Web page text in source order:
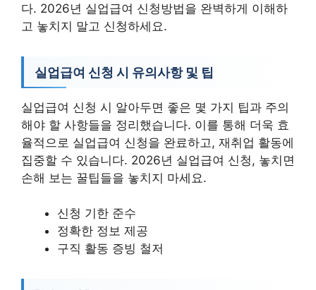
다. 2026년 실업급여 신청방법을 완벽하게 이해하
고 놓치지 말고 신청하세요.
실업급여 신청 시 유의사항 및 팁
실업급여 신청 시 알아두면 좋은 몇 가지 팁과 주의
해야 할 사항들을 정리했습니다. 이를 통해 더욱 효
율적으로 실업급여 신청을 완료하고, 재취업 활동에
집중할 수 있습니다. 2026년 실업급여 신청, 놓치면
손해 보는 꿀팁들을 놓치지 마세요.
신청 기한 준수
정확한 정보 제공
구직 활동 증빙 철저